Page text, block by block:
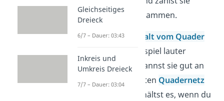
anschließend zusammen.
BeimFlächeninhalt vom Quader
sind das zum Beispiel lauter
Rechtecke. Du kannst sie gut an
einem sogenannten Quadernetz
erkennen. Du erhältst es, wenn du
Gleichseitiges
Dreieck
6/7 – Dauer: 03:43
Inkreis und
Umkreis Dreieck
7/7 – Dauer: 03:04